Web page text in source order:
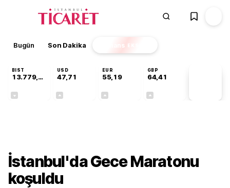
Bugün Son Dakika Finans EKSTRA
BIST
13.779,39
USD
47,71
EUR
55,19
GBP
64,41
İstanbul'da Gece Maratonu
koşuldu